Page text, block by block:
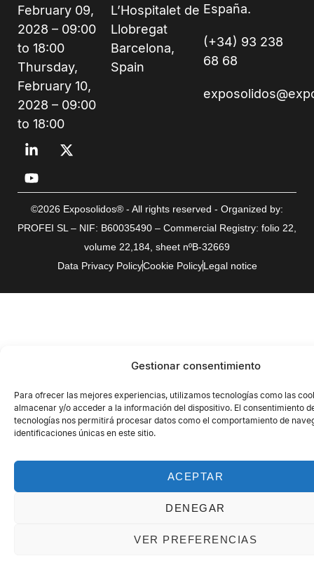
Gestionar consentimiento
Para ofrecer las mejores experiencias, utilizamos tecnologías como las
almacenar y/o acceder a la información del dispositivo. El consentimiento
tecnologías nos permitirá procesar datos como el comportamiento de
identificaciones únicas en este sitio.
ACEPTAR
DENEGAR
VER PREFERENCIAS
February 09,
2028 – 09:00
to 18:00
Thursday,
February 10,
2028 – 09:00
to 18:00
L’Hospitalet de
Llobregat
Barcelona,
Spain
España.
(+34) 93 238
68 68
©2026 Exposolidos® - All rights reserved - Organized by:
PROFEI SL – NIF: B60035490 – Commercial Registry: folio 22,
volume 22,184, sheet nºB-32669
Data Privacy PolicyCookie PolicyLegal notice